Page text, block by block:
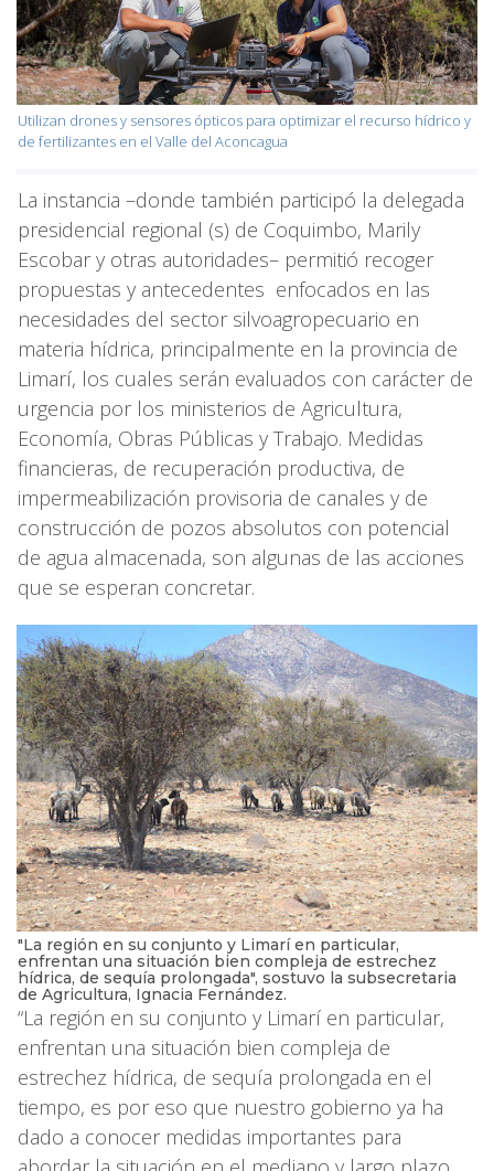
Utilizan drones y sensores ópticos para optimizar el recurso hídrico y
de fertilizantes en el Valle del Aconcagua
La instancia –donde también participó la delegada
presidencial regional (s) de Coquimbo, Marily
Escobar y otras autoridades– permitió recoger
propuestas y antecedentes enfocados en las
necesidades del sector silvoagropecuario en
materia hídrica, principalmente en la provincia de
Limarí, los cuales serán evaluados con carácter de
urgencia por los ministerios de Agricultura,
Economía, Obras Públicas y Trabajo. Medidas
financieras, de recuperación productiva, de
impermeabilización provisoria de canales y de
construcción de pozos absolutos con potencial
de agua almacenada, son algunas de las acciones
que se esperan concretar.
"La región en su conjunto y Limarí en particular,
enfrentan una situación bien compleja de estrechez
hídrica, de sequía prolongada", sostuvo la subsecretaria
de Agricultura, Ignacia Fernández.
“La región en su conjunto y Limarí en particular,
enfrentan una situación bien compleja de
estrechez hídrica, de sequía prolongada en el
tiempo, es por eso que nuestro gobierno ya ha
dado a conocer medidas importantes para